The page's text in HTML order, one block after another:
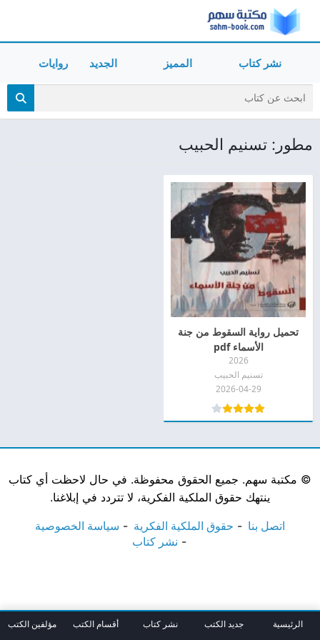
نشر كتاب المميز الجديد روايات
مطور: تسنيم الحبيب
تحميل رواية السقوط من جنة
الأسماء pdf
2026
تسنيم الحبيب
2026-04-29
© مكتبة سهم. جميع الحقوق محفوظة. في حال لاحظت أي كتاب
ينتهك حقوق الملكية الفكرية، لا تتردد في إبلاغنا.
اتصل بنا حقوق الملكية الفكرية
سياسة الخصوصية
نشر كتاب
الرئيسية جديد الكتب نشر كتاب أقسام الكتب مؤلفين الكتب